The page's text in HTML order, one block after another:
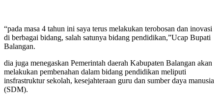
“pada masa 4 tahun ini saya terus melakukan terobosan dan inovasi
di berbagai bidang, salah satunya bidang pendidikan,”Ucap Bupati
Balangan.
dia juga menegaskan Pemerintah daerah Kabupaten Balangan akan
melakukan pembenahan dalam bidang pendidikan meliputi
insfrastruktur sekolah, kesejahteraan guru dan sumber daya manusia
(SDM).